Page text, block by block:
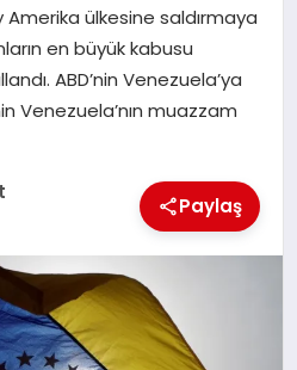
Amerika ülkesine saldırmaya
en büyük kabusu
ABD’nin Venezuela’ya
Venezuela’nın muazzam
Paylaş